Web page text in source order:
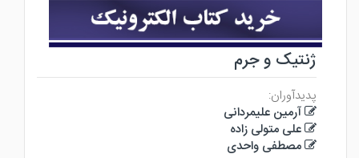
ژنتیک و جرم
پدیدآوران:
آرمین علیمردانی
علی متولی زاده
مصطفی واحدی